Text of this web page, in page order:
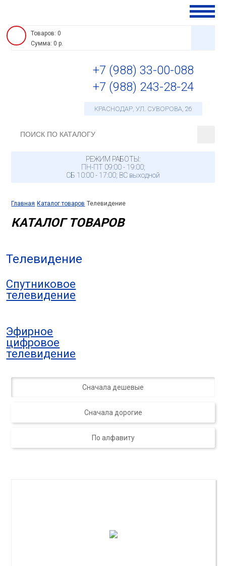
Контроль
Товаров: 0
Сумма: 0 р.
+7 (988) 33-00-088
+7 (988) 243-28-24
КРАСНОДАР, УЛ. СУВОРОВА, 26
РЕЖИМ РАБОТЫ:
ПН-ПТ 09:00 - 19:00;
СБ 10:00 - 17:00; ВС выходной
Главная Каталог товаров Телевидение
КАТАЛОГ ТОВАРОВ
Телевидение
Спутниковое
телевидение
Эфирное
цифровое
телевидение
Сначала дешевые
Сначала дорогие
По алфавиту